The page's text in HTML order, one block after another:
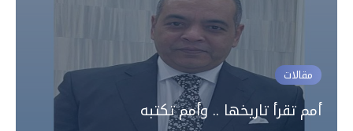
مقالات
أمم تقرأ تاريخها .. وأمم تكتبه